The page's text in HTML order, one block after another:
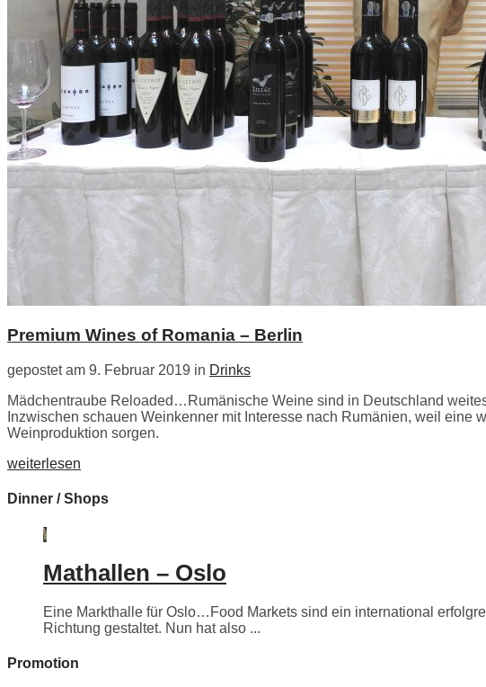
Premium Wines of Romania – Berlin
gepostet am 9. Februar 2019 in Drinks
Mädchentraube Reloaded…Rumänische Weine sind in Deutschland
Inzwischen schauen Weinkenner mit Interesse nach Rumänien, weil
Weinproduktion sorgen.
weiterlesen
Dinner / Shops
Mathallen – Oslo
Eine Markthalle für Oslo…Food Markets sind ein international
Richtung gestaltet. Nun hat also ...
Promotion